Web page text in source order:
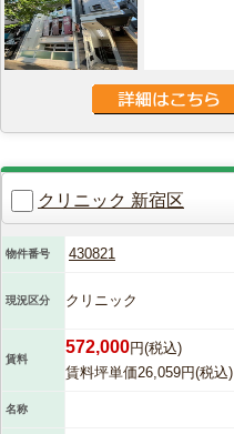
クリニック 新宿区
物件番号 430821
現況区分 クリニック
賃料
572,000円(税込)
賃料坪単価26,059円(税込)
名称